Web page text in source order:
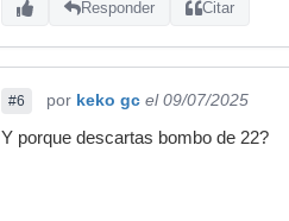
Responder Citar
#6 por keko gc el 09/07/2025
Y porque descartas bombo de 22?